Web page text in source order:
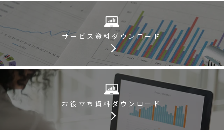
サービス資料 ダウンロード
お役立ち資料 ダウンロード